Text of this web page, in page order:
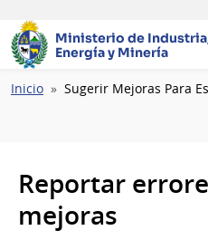
Ministerio de
Energía y Minería
Ruta
Inicio Sugerir Mejoras Para
Reportar
mejoras